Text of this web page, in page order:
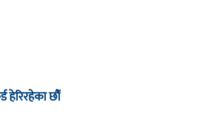
हेरिरहेका छौँ